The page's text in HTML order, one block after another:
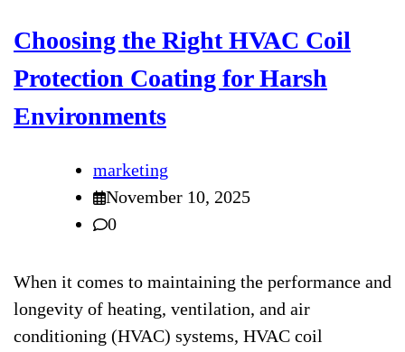
Choosing the Right HVAC Coil
Protection Coating for Harsh
Environments
marketing
November 10, 2025
0
When it comes to maintaining the performance and
longevity of heating, ventilation, and air
conditioning (HVAC) systems, HVAC coil